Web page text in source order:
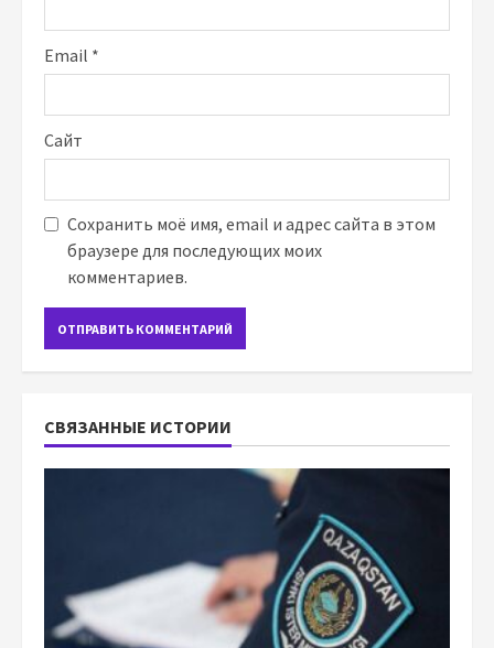
Email *
Сайт
Сохранить моё имя, email и адрес сайта в этом
браузере для последующих моих
комментариев.
СВЯЗАННЫЕ ИСТОРИИ